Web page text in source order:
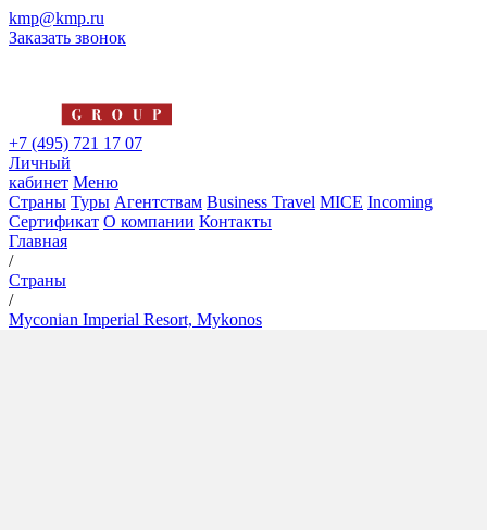
kmp@kmp.ru
Заказать звонок
+7 (495) 721 17 07
Личный
кабинет Меню
Страны Туры Агентствам Business Travel MICE Incoming
Сертификат О компании Контакты
Главная
/
Страны
/
Myconian Imperial Resort, Mykonos